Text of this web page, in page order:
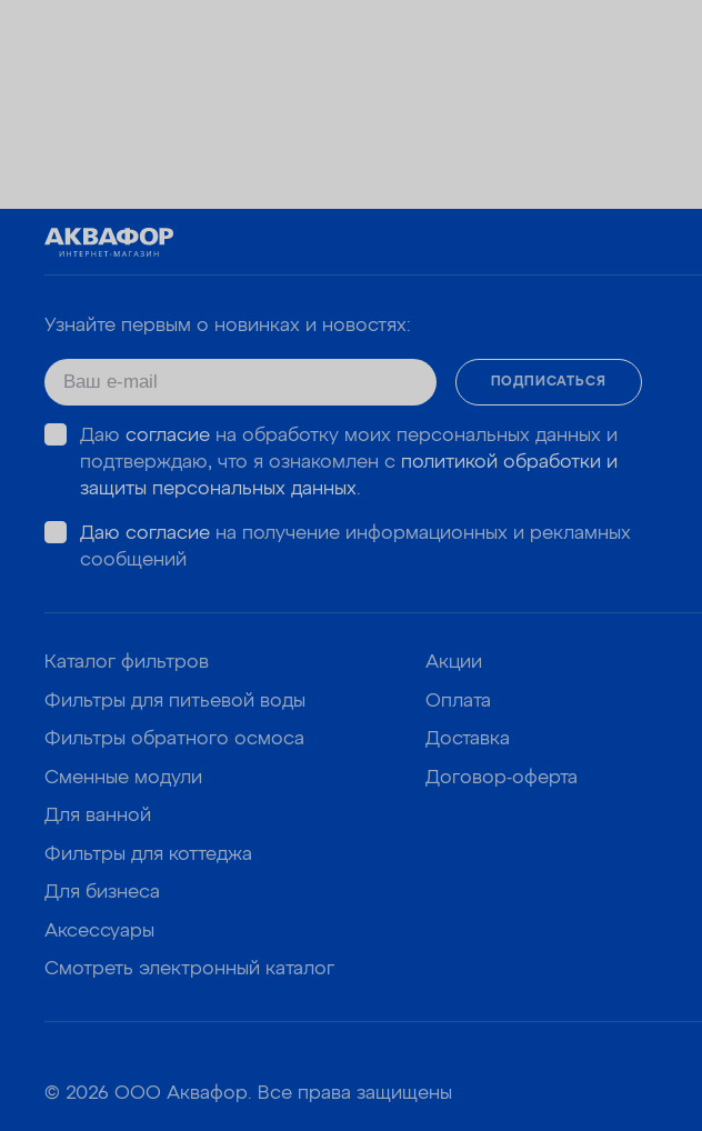
Узнайте первым о новинках и новостях:
ПОДПИСАТЬСЯ
Даю согласиена обработку моих персональных данных и
подтверждаю, что я ознакомлен с политикой обработки и
защиты персональных данных.
Даю согласиена получение информационных и рекламных
сообщений
Каталог фильтров
Фильтры для питьевой воды
Фильтры обратного осмоса
Сменные модули
Для ванной
Фильтры для коттеджа
Для бизнеса
Аксессуары
Смотреть электронный каталог
Акции
Оплата
Доставка
Договор-оферта
© 2026 ООО Аквафор. Все права защищены